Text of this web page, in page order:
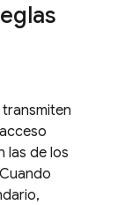
transmiten
las de los